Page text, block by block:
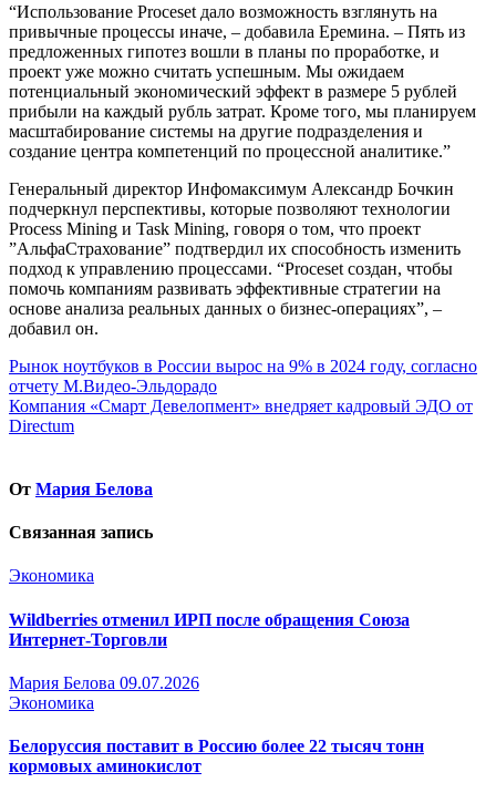
“Использование Proceset дало возможность взглянуть на
привычные процессы иначе, – добавила Еремина. – Пять из
предложенных гипотез вошли в планы по проработке, и
проект уже можно считать успешным. Мы ожидаем
потенциальный экономический эффект в размере 5 рублей
прибыли на каждый рубль затрат. Кроме того, мы планируем
масштабирование системы на другие подразделения и
создание центра компетенций по процессной аналитике.”
Генеральный директор Инфомаксимум Александр Бочкин
подчеркнул перспективы, которые позволяют технологии
Process Mining и Task Mining, говоря о том, что проект
”АльфаСтрахование” подтвердил их способность изменить
подход к управлению процессами. “Proceset создан, чтобы
помочь компаниям развивать эффективные стратегии на
основе анализа реальных данных о бизнес-операциях”, –
добавил он.
Навигация
по
записям
Рынок ноутбуков в России вырос на 9% в 2024 году, согласно
отчету М.Видео-Эльдорадо
Компания «Смарт Девелопмент» внедряет кадровый ЭДО от
Directum
От Мария Белова
Связанная запись
Экономика
Wildberries отменил ИРП после обращения Союза
Интернет-Торговли
Мария Белова 09.07.2026
Экономика
Белоруссия поставит в Россию более 22 тысяч тонн
кормовых аминокислот